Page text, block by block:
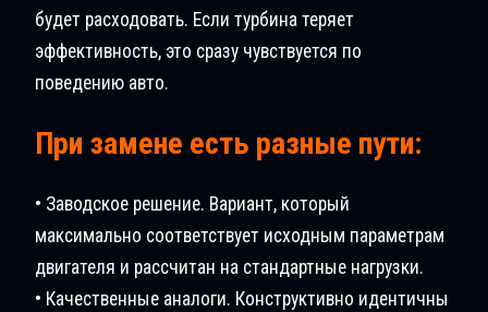
будет расходовать. Если турбина теряет
эффективность, это сразу чувствуется по
поведению авто.
При замене есть разные пути:
• Заводское решение. Вариант, который
максимально соответствует исходным параметрам
двигателя и рассчитан на стандартные нагрузки.
• Качественные аналоги. Конструктивно идентичны